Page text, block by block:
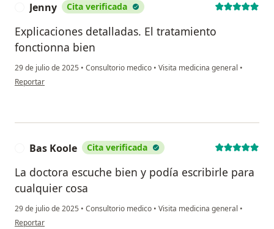
Jenny Cita verificada
Explicaciones detalladas. El tratamiento
fonctionna bien
29 de julio de 2025 • Consultorio medico • Visita medicina general •
en opinión del usuario Jenny
Reportar
Bas Koole Cita verificada
La doctora escuche bien y podía escribirle para
cualquier cosa
29 de julio de 2025 • Consultorio medico • Visita medicina general •
en opinión del usuario Bas Koole
Reportar